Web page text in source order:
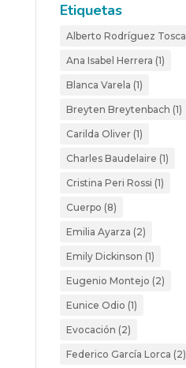
Etiquetas
Alberto Rodríguez Tosca
Ana Isabel Herrera (1)
Blanca Varela (1)
Breyten Breytenbach (1)
Carilda Oliver (1)
Charles Baudelaire (1)
Cristina Peri Rossi (1)
Cuerpo (8)
Emilia Ayarza (2)
Emily Dickinson (1)
Eugenio Montejo (2)
Eunice Odio (1)
Evocación (2)
Federico García Lorca (2)